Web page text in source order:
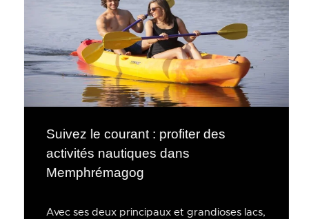
Suivez le courant : profiter des
activités nautiques dans
Memphrémagog
Avec ses deux principaux et grandioses lacs,